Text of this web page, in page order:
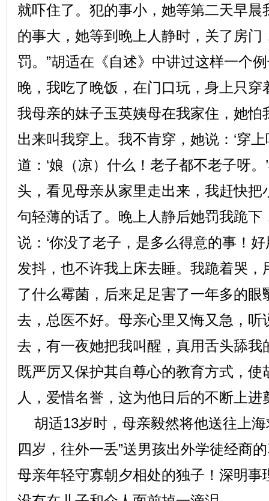
就吓住了。犯的事小，她等第二天早晨
的事大，她等到晚上人静时，关了房门
罚。”胡适在《自述》中讲过这样一个
晚，我吃了晚饭，在门口玩，身上只穿
我母亲的妹子玉英姨母在我家住，她怕
出来叫我穿上。我不肯穿，她说：‘穿
道：‘娘（凉）什么！老子都不老子呀
头，看见母亲从家里走出来，我赶快把
句轻薄的话了。晚上人静后她罚我跪下
说：‘你没了老子，是多么得意的事！
发抖，也不许我上床去睡。我跪着哭，
了什么霉菌，后来足足害了一年多的
去，总医不好。母亲心里又悔又急，听
去，有一夜她把我叫醒，真用舌头舔我
既严厉又保护其自尊心的教育方式，
人，爱惜名誉，这为他日后的不断上进
胡适13岁时，母亲毅然将他送往上海
四岁，往外一丢”送男孩出外学徒经商
母亲年轻守寡朝夕相处的独子！深明事